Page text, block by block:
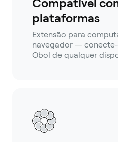
plataformas
Extensão para
navegador —
Obol de qualquer